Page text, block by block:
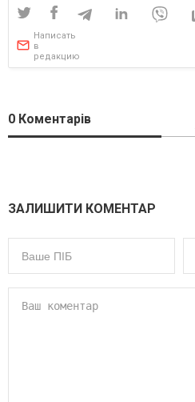
Написать
в
редакцию
0 Коментарів
ЗАЛИШИТИ КОМЕНТАР